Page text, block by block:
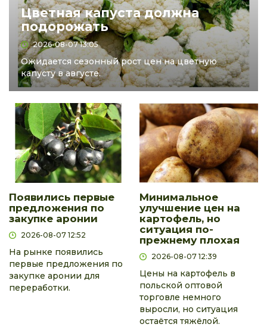
Цветная капуста должна
подорожать
2026-08-07 13:05
Ожидается сезонный рост цен на цветную
капусту в августе.
Появились первые
предложения по
закупке аронии
2026-08-07 12:52
На рынке появились
первые предложения по
закупке аронии для
переработки.
Минимальное
улучшение цен на
картофель, но
ситуация по-
прежнему плохая
2026-08-07 12:39
Цены на картофель в
польской оптовой
торговле немного
выросли, но ситуация
остаётся тяжёлой.